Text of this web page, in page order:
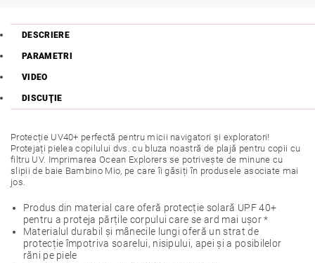
DESCRIERE
PARAMETRI
VIDEO
DISCUŢIE
Protecție UV40+ perfectă pentru micii navigatori și exploratori!
Protejați pielea copilului dvs. cu bluza noastră de plajă pentru copii cu
filtru UV. Imprimarea Ocean Explorers se potrivește de minune cu
slipii de baie Bambino Mio, pe care îi găsiți în produsele asociate mai
jos.
Produs din material care oferă protecție solară UPF 40+
pentru a proteja părțile corpului care se ard mai ușor *
Materialul durabil și mânecile lungi oferă un strat de
protecție împotriva soarelui, nisipului, apei și a posibilelor
răni pe piele